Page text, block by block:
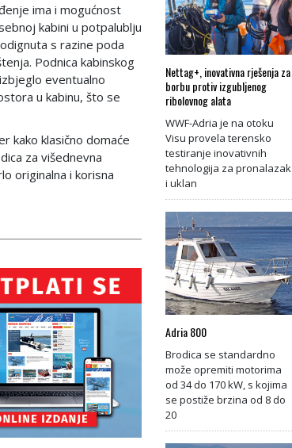
ima i mogućnost
kabini u potpalublju
s razine poda
Podnica kabinskog
eventualno
u kabinu, što se
kako klasično domaće
za višednevna
originalna i korisna
Nettag+, inovativna rješenja za
borbu protiv izgubljenog
ribolovnog alata
WWF-Adria je na otoku
Visu provela terensko
testiranje inovativnih
tehnologija za pronalazak
i uklan
Adria 800
Brodica se standardno
može opremiti motorima
od 34 do 170 kW, s kojima
se postiže brzina od 8 do
20